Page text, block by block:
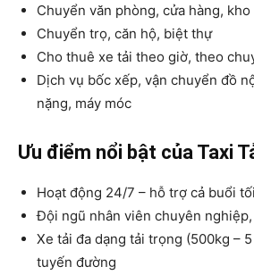
Chuyển văn phòng, cửa hàng, kho
Chuyển trọ, căn hộ, biệt thự
Cho thuê xe tải theo giờ, theo
Dịch vụ bốc xếp, vận chuyển đồ
nặng, máy móc
Ưu điểm nổi bật của Taxi
Hoạt động 24/7 – hỗ trợ cả buổi
Đội ngũ nhân viên chuyên
Xe tải đa dạng tải trọng (500kg –
tuyến đường